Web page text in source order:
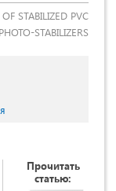
STABILIZED PVC
STABILIZERS
Прочитать
статью: